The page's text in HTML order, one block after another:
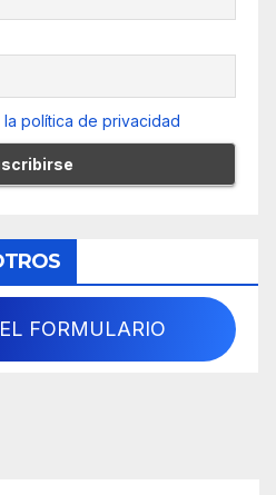
política de privacidad
FORMULARIO